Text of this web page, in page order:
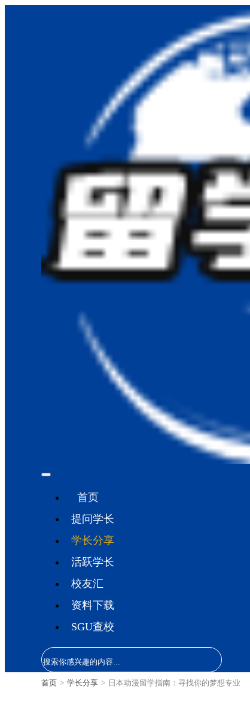
首页
提问学长
学长分享
活跃学长
校友汇
资料下载
SGU查校
首页 > 学长分享 > 日本动漫留学指南：寻找你的梦想专业